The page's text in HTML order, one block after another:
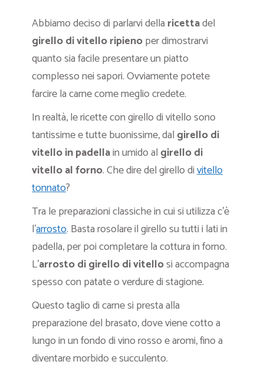
Abbiamo deciso di parlarvi della ricettadel
girello di vitello ripienoper dimostrarvi
quanto sia facile presentare un piatto
complesso nei sapori. Ovviamente potete
farcire la carne come meglio credete.
In realtà, le ricette con girello di vitello sono
tantissime e tutte buonissime, dal girello di
vitello in padellain umido al girello di
vitello al forno. Che dire del girello divitello
tonnato?
Tra le preparazioni classiche in cui si utilizza c’è
l’arrosto. Basta rosolare il girello su tutti i lati in
padella, per poi completare la cottura in forno.
L’arrosto di girello di vitellosi accompagna
spesso con patate o verdure di stagione.
Questo taglio di carne si presta alla
preparazione del brasato, dove viene cotto a
lungo in un fondo di vino rosso e aromi, fino a
diventare morbido e succulento.